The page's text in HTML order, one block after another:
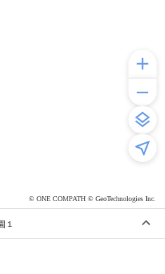
© ONE COMPATH © GeoTechnologies Inc.
１